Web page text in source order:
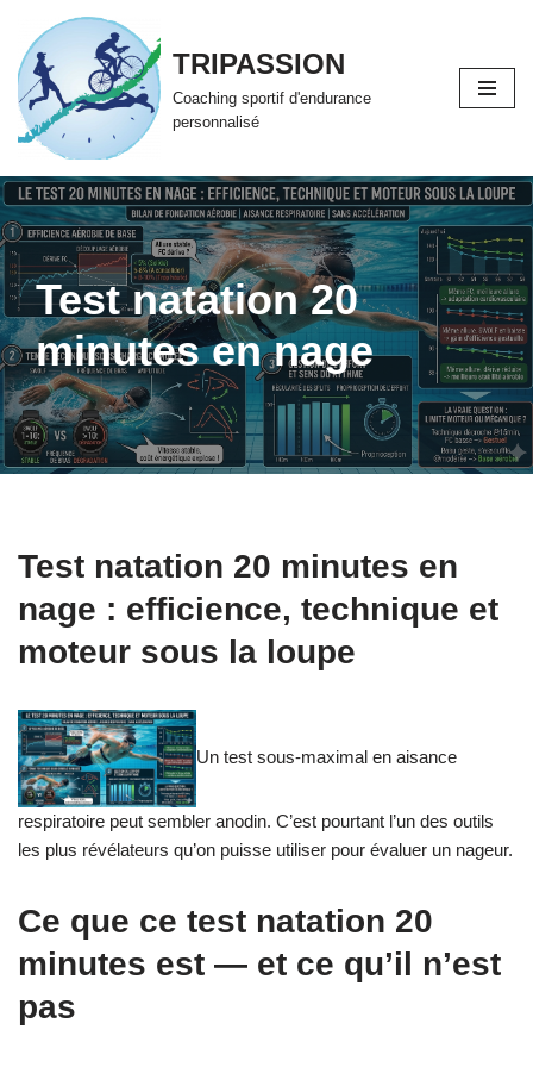
Aller
au
contenu
TRIPASSION
Coaching sportif d'endurance
personnalisé
Test natation 20
minutes en nage
Test natation 20 minutes en
nage : efficience, technique et
moteur sous la loupe
Un test sous-maximal en aisance
respiratoire peut sembler anodin. C’est pourtant l’un des outils
les plus révélateurs qu’on puisse utiliser pour évaluer un nageur.
Ce que ce test natation 20
minutes est — et ce qu’il n’est
pas